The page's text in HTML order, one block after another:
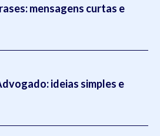
mensagens curtas e
ideias simples e